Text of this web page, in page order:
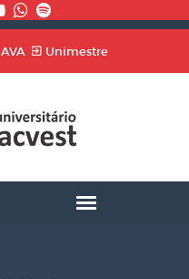
Unimestre